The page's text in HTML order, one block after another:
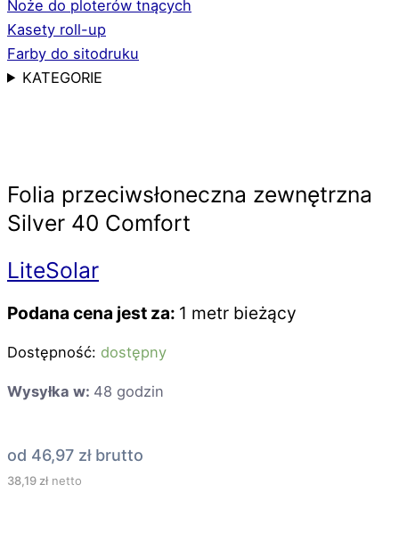
Noże do ploterów tnących
Kasety roll-up
Farby do sitodruku
KATEGORIE
Folia przeciwsłoneczna zewnętrzna
Silver 40 Comfort
LiteSolar
Podana cena jest za: 1 metr bieżący
Dostępność: dostępny
Wysyłka w: 48 godzin
od 46,97 złbrutto
38,19 złnetto